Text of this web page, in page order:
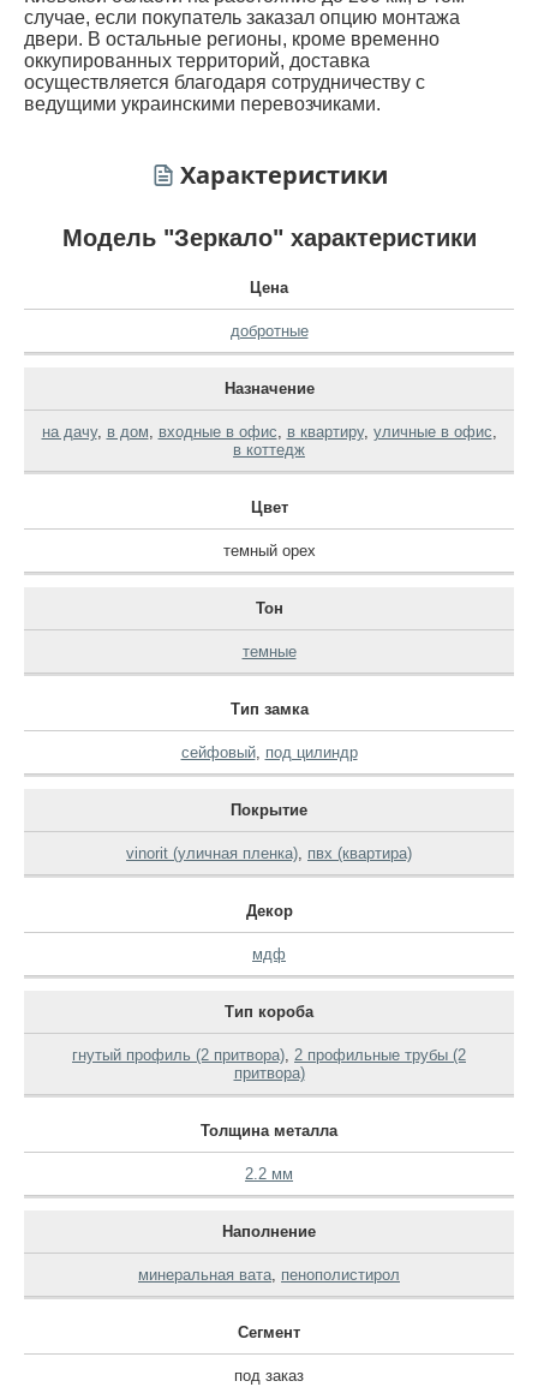
случае, если покупатель заказал опцию монтажа
двери. В остальные регионы, кроме временно
оккупированных территорий, доставка
осуществляется благодаря сотрудничеству с
ведущими украинскими перевозчиками.
Характеристики
Модель "Зеркало" характеристики
Цена
добротные
Назначение
на дачу, в дом, входные в офис, в квартиру, уличные в офис,
в коттедж
Цвет
темный орех
Тон
темные
Тип замка
сейфовый, под цилиндр
Покрытие
vinorit (уличная пленка), пвх (квартира)
Декор
мдф
Тип короба
гнутый профиль (2 притвора), 2 профильные трубы (2
притвора)
Толщина металла
2.2 мм
Наполнение
минеральная вата, пенополистирол
Сегмент
под заказ